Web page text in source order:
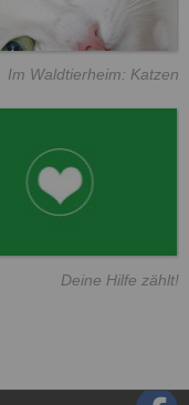
Im Waldtierheim: Katzen
Deine Hilfe zählt!